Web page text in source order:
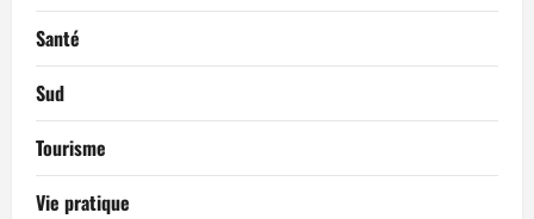
Santé
Sud
Tourisme
Vie pratique